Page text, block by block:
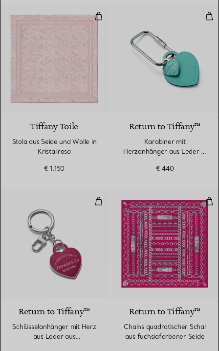
Stola aus Seide und Wolle in
Tiffany Toile
Stola aus Seide und Wolle in
Kristallrosa
€ 1.150
Return to Tiffany™
Karabiner mit
Herzanhänger aus Leder in
€ 440
Schlüsselanhänger mit Herz
5 Farben
Return to Tiffany™
Schlüsselanhänger mit Herz
aus Leder aus
Return to Tiffany™
Chains quadratischer Schal
aus fuchsiafarbener Seide